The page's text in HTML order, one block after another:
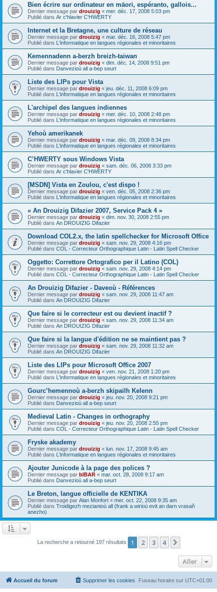
Bien écrire sur ordinateur en māori, espéranto, gallois...
Dernier message par drouizig « mer. déc. 17, 2008 5:03 pm
Publié dans Ar c'hlavier C'HWERTY
Internet et la Bretagne, une culture de réseau
Dernier message par drouizig « mar. déc. 16, 2008 5:47 pm
Publié dans L'informatique en langues régionales et minoritaires
Kemennadenn a-berzh breizh-taiwan
Dernier message par drouizig « dim. déc. 14, 2008 9:51 pm
Publié dans Danvezioù all a-bep seurt
Liste des LIPs pour Vista
Dernier message par drouizig « jeu. déc. 11, 2008 6:09 pm
Publié dans L'informatique en langues régionales et minoritaires
L'archipel des langues indiennes
Dernier message par drouizig « mer. déc. 10, 2008 2:48 pm
Publié dans L'informatique en langues régionales et minoritaires
Yehoù amerikanek
Dernier message par drouizig « mar. déc. 09, 2008 8:34 pm
Publié dans L'informatique en langues régionales et minoritaires
C’HWERTY sous Windows Vista
Dernier message par drouizig « sam. déc. 06, 2008 3:33 pm
Publié dans Ar c'hlavier C'HWERTY
[MSDN] Vista en Zoulou, c'est dispo !
Dernier message par drouizig « ven. déc. 05, 2008 2:36 pm
Publié dans L'informatique en langues régionales et minoritaires
« An Drouizig Difazier 2007, Service Pack 4 »
Dernier message par drouizig « dim. nov. 30, 2008 2:55 pm
Publié dans An DROUIZIG Difazier
Download COL2.x, the latin spellchecker for Microsoft Office
Dernier message par drouizig « sam. nov. 29, 2008 4:16 pm
Publié dans COL - Correcteur Orthographique Latin - Latin Spell Checker
Oggetto: Correttore Ortografico per il Latino (COL)
Dernier message par drouizig « sam. nov. 29, 2008 4:14 pm
Publié dans COL - Correcteur Orthographique Latin - Latin Spell Checker
An Drouizig Difazier - Daveoù - Références
Dernier message par drouizig « sam. nov. 29, 2008 11:47 am
Publié dans An DROUIZIG Difazier
Que faire si le correcteur est ou devient inactif ?
Dernier message par drouizig « sam. nov. 29, 2008 11:34 am
Publié dans An DROUIZIG Difazier
Que faire si la langue d'édition ne se maintient pas ?
Dernier message par drouizig « sam. nov. 29, 2008 11:32 am
Publié dans An DROUIZIG Difazier
Liste des LIPs pour Microsoft Office 2007
Dernier message par drouizig « ven. nov. 21, 2008 1:20 pm
Publié dans L'informatique en langues régionales et minoritaires
Gourc’hemennoù a-berzh skipailh Kelenn
Dernier message par drouizig « jeu. nov. 20, 2008 9:21 pm
Publié dans Danvezioù all a-bep seurt
Medieval Latin - Changes in orthography
Dernier message par drouizig « jeu. nov. 20, 2008 2:55 pm
Publié dans COL - Correcteur Orthographique Latin - Latin Spell Checker
Fryske akademy
Dernier message par drouizig « lun. nov. 17, 2008 9:45 am
Publié dans L'informatique en langues régionales et minoritaires
Ajouter Junicode à la page des polices ?
Dernier message par bIBAR « mar. oct. 28, 2008 9:17 am
Publié dans Danvezioù all a-bep seurt
Le Breton, langue officielle de KENTIKA
Dernier message par Alan Monfort « mer. oct. 22, 2008 9:35 am
Publié dans Troidigezh meziantoù all (frank a wirioù evit an darn vrasañ
anezho)
La recherche a retourné 197 résultats 1 2 3 4
Aller
Accueil du forum Fuseau horaire sur UTC+01:00
Supprimer les cookies